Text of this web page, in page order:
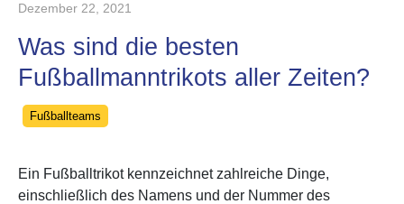
Dezember 22, 2021
Was sind die besten
Fußballmanntrikots aller Zeiten?
Categories
Fußballteams
Ein Fußballtrikotkennzeichnet zahlreiche Dinge,
einschließlich des Namens und der Nummer des